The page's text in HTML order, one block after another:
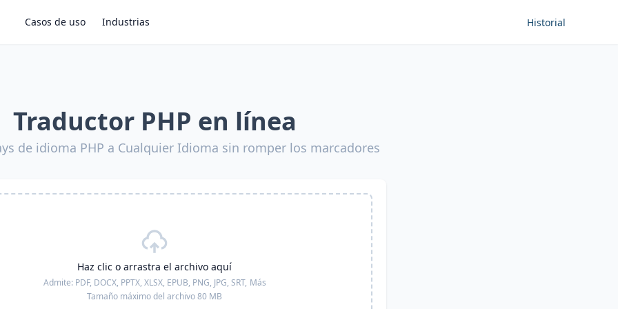
Casos de uso Industrias Historial
Traductor PHP en línea
de idioma PHP a Cualquier Idioma sin romper los marcadores
Haz clic o arrastra el archivo aquí
Admite: PDF, DOCX, PPTX, XLSX, EPUB, PNG, JPG, SRT, Más
Tamaño máximo del archivo 80 MB